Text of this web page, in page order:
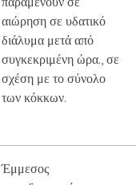
αιώρηση σε υδατικό
διάλυμα μετά από
συγκεκριμένη ώρα., σε
σχέση με το σύνολο
των κόκκων.
Έμμεσος